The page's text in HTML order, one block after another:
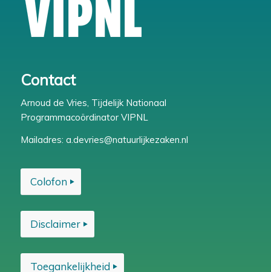
Contact
Arnoud de Vries, Tijdelijk Nationaal
Programmacoördinator VIPNL
Mailadres: a.devries@natuurlijkezaken.nl
Colofon
Disclaimer
Toegankelijkheid